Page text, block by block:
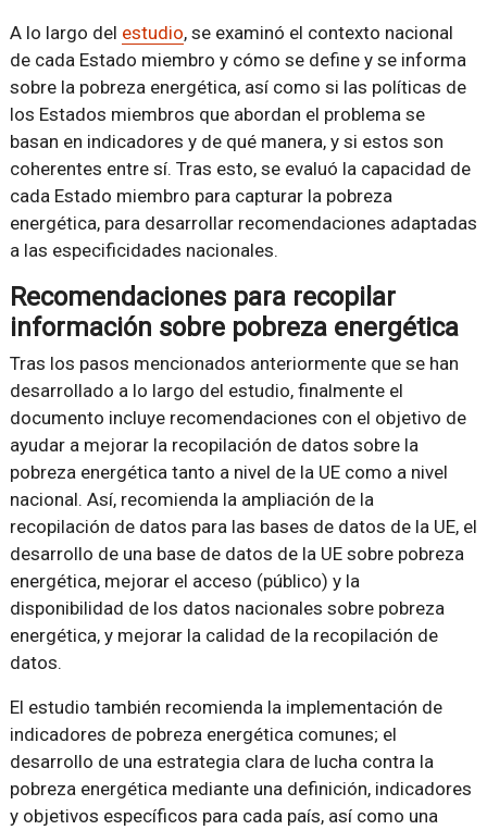
A lo largo del estudio, se examinó el contexto nacional
de cada Estado miembro y cómo se define y se informa
sobre la pobreza energética, así como si las políticas de
los Estados miembros que abordan el problema se
basan en indicadores y de qué manera, y si estos son
coherentes entre sí. Tras esto, se evaluó la capacidad de
cada Estado miembro para capturar la pobreza
energética, para desarrollar recomendaciones adaptadas
a las especificidades nacionales.
Recomendaciones para recopilar
información sobre pobreza energética
Tras los pasos mencionados anteriormente que se han
desarrollado a lo largo del estudio, finalmente el
documento incluye recomendaciones con el objetivo de
ayudar a mejorar la recopilación de datos sobre la
pobreza energética tanto a nivel de la UE como a nivel
nacional. Así, recomienda la ampliación de la
recopilación de datos para las bases de datos de la UE, el
desarrollo de una base de datos de la UE sobre pobreza
energética, mejorar el acceso (público) y la
disponibilidad de los datos nacionales sobre pobreza
energética, y mejorar la calidad de la recopilación de
datos.
El estudio también recomienda la implementación de
indicadores de pobreza energética comunes; el
desarrollo de una estrategia clara de lucha contra la
pobreza energética mediante una definición, indicadores
y objetivos específicos para cada país, así como una